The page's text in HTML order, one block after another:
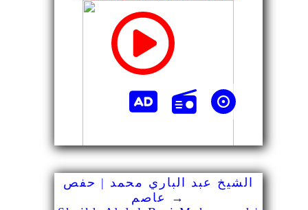
الشيخ عبد الباري محمد | حفص
→ عاصم